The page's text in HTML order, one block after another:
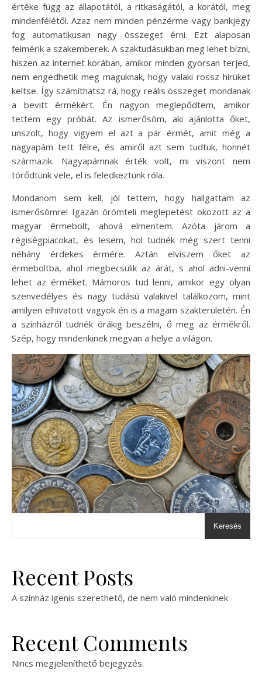
értéke függ az állapotától, a ritkaságától, a korától, meg
mindenfélétől. Azaz nem minden pénzérme vagy bankjegy
fog automatikusan nagy összeget érni. Ezt alaposan
felmérik a szakemberek. A szaktudásukban meg lehet bízni,
hiszen az internet korában, amikor minden gyorsan terjed,
nem engedhetik meg maguknak, hogy valaki rossz hírüket
keltse. Így számíthatsz rá, hogy reális összeget mondanak
a bevitt érmékért. Én nagyon meglepődtem, amikor
tettem egy próbát. Az ismerősöm, aki ajánlotta őket,
unszolt, hogy vigyem el azt a pár érmét, amit még a
nagyapám tett félre, és amiről azt sem tudtuk, honnét
származik. Nagyapámnak érték volt, mi viszont nem
törődtünk vele, el is feledkeztünk róla.
Mondanom sem kell, jól tettem, hogy hallgattam az
ismerősömre! Igazán örömteli meglepetést okozott az a
magyar érmebolt, ahová elmentem. Azóta járom a
régiségpiacokat, és lesem, hol tudnék még szert tenni
néhány érdekes érmére. Aztán elviszem őket az
érmeboltba, ahol megbecsülik az árát, s ahol adni-venni
lehet az érméket. Mámoros tud lenni, amikor egy olyan
szenvedélyes és nagy tudású valakivel találkozom, mint
amilyen elhivatott vagyok én is a magam szakterületén. Én
a színházról tudnék órákig beszélni, ő meg az érmékről.
Szép, hogy mindenkinek megvan a helye a világon.
Keresés
Recent Posts
A színház igenis szerethető, de nem való mindenkinek
Recent Comments
Nincs megjeleníthető bejegyzés.